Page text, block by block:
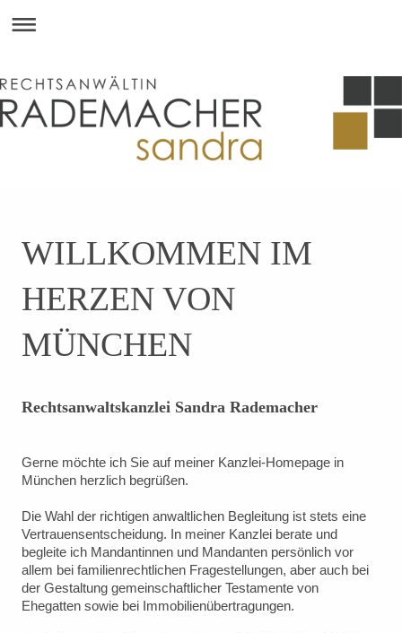
WILLKOMMEN IM
HERZEN VON
MÜNCHEN
Rechtsanwaltskanzlei Sandra Rademacher
Gerne möchte ich Sie auf meiner Kanzlei-Homepage in
München herzlich begrüßen.
Die Wahl der richtigen anwaltlichen Begleitung ist stets eine
Vertrauensentscheidung. In meiner Kanzlei berate und
begleite ich Mandantinnen und Mandanten persönlich vor
allem bei familienrechtlichen Fragestellungen, aber auch bei
der Gestaltung gemeinschaftlicher Testamente von
Ehegatten sowie bei Immobilienübertragungen.